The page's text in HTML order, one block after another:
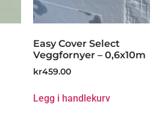
Easy Cover Select
Veggfornyer – 0,6x10m
kr459.00
Legg i handlekurv